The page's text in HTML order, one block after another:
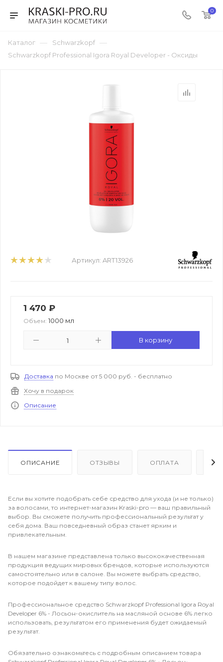
0
Каталог — Schwarzkopf —
Schwarzkopf Professional Igora Royal Developer - Оксиды
Артикул: ART13926
1 470 ₽
Объем: 1000 мл
В корзину
Доставка по Москве от 5 000 руб. - бесплатно
Хочу в подарок
Описание
ОПИСАНИЕ ОТЗЫВЫ ОПЛАТА
Если вы хотите подобрать себе средство для ухода (и не только)
за волосами, то интернет-магазин Kraski-pro — ваш правильный
выбор. Вы сможете получить профессиональный результат у
себя дома. Ваш повседневный образ станет ярким и
привлекательным.
В нашем магазине представлена только высококачественная
продукция ведущих мировых брендов, которые используются
самостоятельно или в салоне. Вы можете выбрать средство,
которое подойдет к вашему типу волос.
Профессиональное средство Schwarzkopf Professional Igora Royal
Developer 6% - Лосьон-окислитель на масляной основе 6% легко
использовать, результатом его применения будет ожидаемый
результат.
Обязательно ознакомьтесь с подробным описанием товара